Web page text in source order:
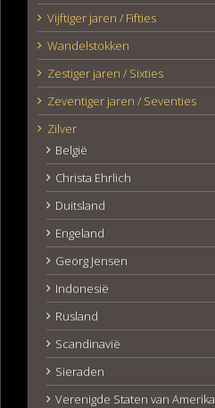
Vijftiger jaren / Fifties
Wandelstokken
Zestiger jaren / Sixties
Zeventiger jaren / Seventies
Zilver
België
Christa Ehrlich
Duitsland
Engeland
Georg Jensen
Indonesië
Rusland
Scandinavië
Sieraden
Verenigde Staten van Amerika